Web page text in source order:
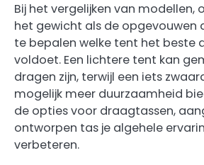
Bij het vergelijken van modellen,
het gewicht als de opgevouwen
te bepalen welke tent het beste
voldoet. Een lichtere tent kan
dragen zijn, terwijl een iets
mogelijk meer duurzaamheid
de opties voor draagtassen,
ontworpen tas je algehele
verbeteren.